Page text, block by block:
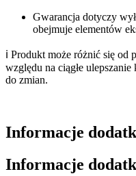
Gwarancja dotyczy
obejmuje elementów
ℹ️ Produkt może różnić się od
względu na ciągłe
do zmian.
Informacje
Informacje